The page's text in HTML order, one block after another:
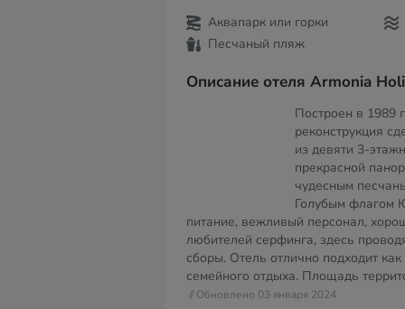
Аквапарк или горки
Песчаный пляж
Описание отеля Armonia
Построен в 1989
реконструкция
из девяти 3-
прекрасной
чудесным
Голубым флагом
питание, вежливый персонал,
любителей серфинга, здесь
сборы. Отель отлично подходит
семейного отдыха. Площадь
// Обновлено 03 января 2024